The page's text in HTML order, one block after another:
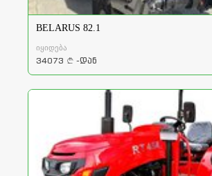
BELARUS 82.1
იყიდება
34073 a -დან